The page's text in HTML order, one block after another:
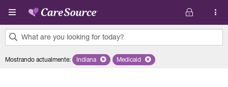
Pasar al contenido principal
What are you looking for today?
results
Mostrando actualmente: Remove selected state 'Indiana'
Indiana Remove selected plan 'Medicaid'
Medicaid